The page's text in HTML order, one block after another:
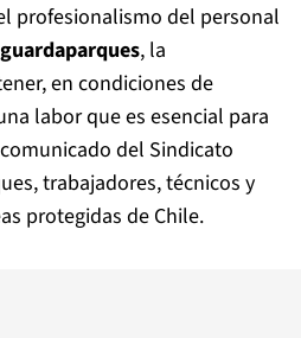
profesionalismo del personal
guardaparques, la
en condiciones de
labor que es esencial para
del Sindicato
trabajadores, técnicos y
protegidas de Chile.